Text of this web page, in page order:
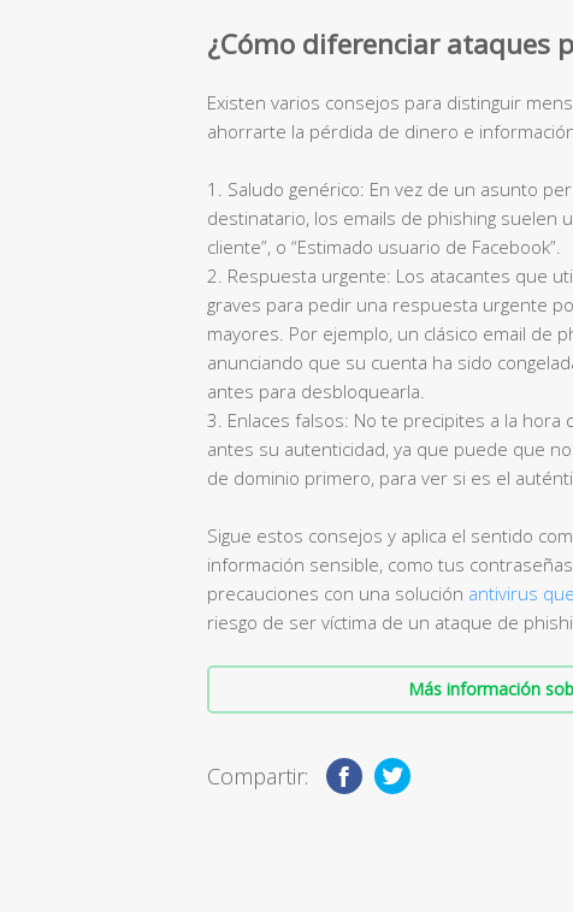
¿Cómo diferenciar ataques
Existen varios consejos para distinguir
ahorrarte la pérdida de dinero e
1. Saludo genérico: En vez de un asunto
destinatario, los emails de phishing suelen
cliente”, o “Estimado usuario de Facebook”.
2. Respuesta urgente: Los atacantes que
graves para pedir una respuesta urgente
mayores. Por ejemplo, un clásico email de
anunciando que su cuenta ha sido
antes para desbloquearla.
3. Enlaces falsos: No te precipites a la
antes su autenticidad, ya que puede que
de dominio primero, para ver si es el
Sigue estos consejos y aplica el sentido
información sensible, como tus
precauciones con una solución antivirus
riesgo de ser víctima de un ataque de
Más información
Compartir: